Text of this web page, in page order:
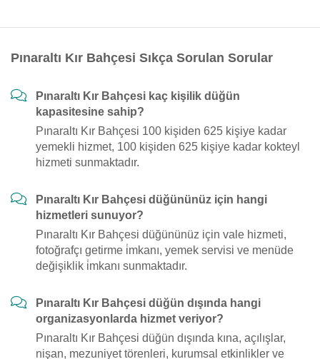
Pınaraltı Kır Bahçesi Sıkça Sorulan Sorular
Pınaraltı Kır Bahçesi kaç kişilik düğün
kapasitesine sahip?
Pınaraltı Kır Bahçesi 100 kişiden 625 kişiye kadar
yemekli hizmet, 100 kişiden 625 kişiye kadar kokteyl
hizmeti sunmaktadır.
Pınaraltı Kır Bahçesi düğününüz için hangi
hizmetleri sunuyor?
Pınaraltı Kır Bahçesi düğününüz için vale hizmeti,
fotoğrafçı getirme i̇mkanı, yemek servisi ve menüde
değişiklik i̇mkanı sunmaktadır.
Pınaraltı Kır Bahçesi düğün dışında hangi
organizasyonlarda hizmet veriyor?
Pınaraltı Kır Bahçesi düğün dışında kına, açılışlar,
nişan, mezuniyet törenleri, kurumsal etkinlikler ve